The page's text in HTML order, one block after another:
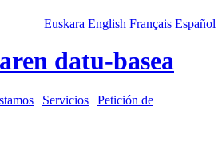
Euskara English Français Español
datu-basea
| Servicios | Petición de